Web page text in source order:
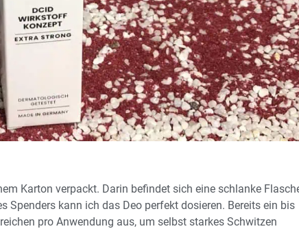
Karton verpackt. Darin befindet sich eine schlanke
Spenders kann ich das Deo perfekt dosieren. Bereits ein bis
pro Anwendung aus, um selbst starkes Schwitzen